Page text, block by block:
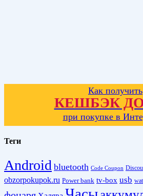
Как получить
КЕШБЭК ДО
при покупке в
Теги
Android bluetooth Code Coupon
obzorpokupok.ru Power bank tv-box usb